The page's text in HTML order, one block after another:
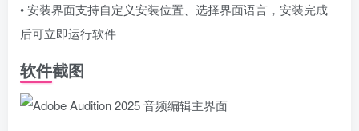
• 安装界面支持自定义安装位置、选择界面语言，安装完成
后可立即运行软件
软件截图